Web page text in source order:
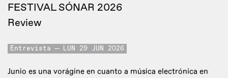
FESTIVAL SÓNAR 2026
Review
Entrevista LUN 29 JUN 2026
Junio es una vorágine en cuanto a música electrónica en